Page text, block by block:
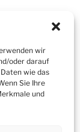
wir
oder darauf
wie das
Sie Ihre
und